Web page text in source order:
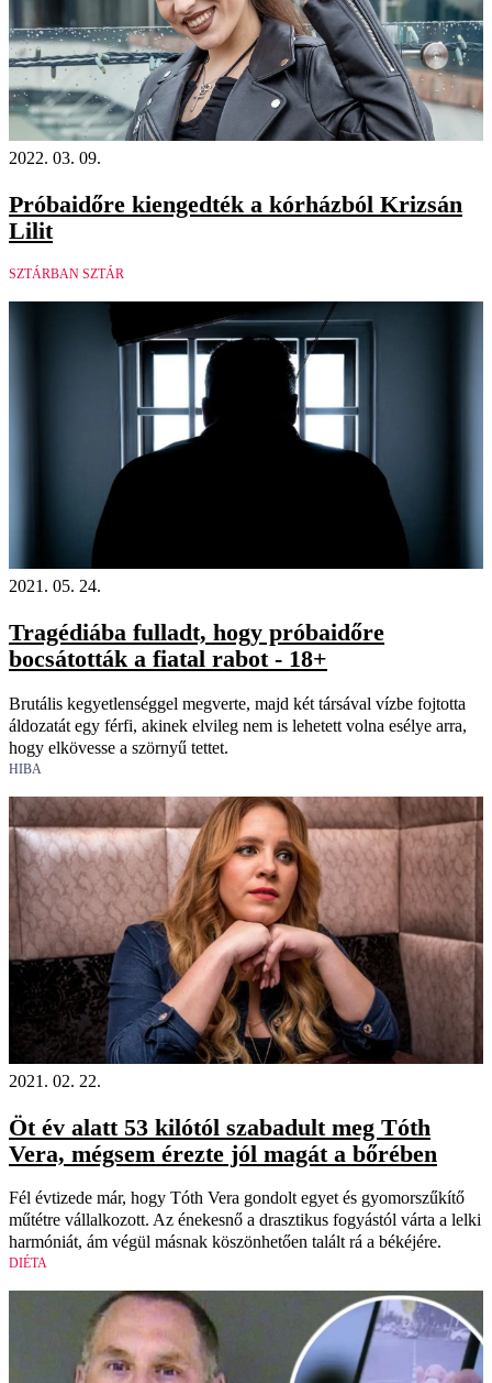
2022. 03. 09.
Próbaidőre kiengedték a kórházból Krizsán
Lilit
SZTÁRBAN SZTÁR
2021. 05. 24.
Tragédiába fulladt, hogy próbaidőre
bocsátották a fiatal rabot - 18+
Brutális kegyetlenséggel megverte, majd két társával vízbe fojtotta
áldozatát egy férfi, akinek elvileg nem is lehetett volna esélye arra,
hogy elkövesse a szörnyű tettet.
HIBA
2021. 02. 22.
Öt év alatt 53 kilótól szabadult meg Tóth
Vera, mégsem érezte jól magát a bőrében
Fél évtizede már, hogy Tóth Vera gondolt egyet és gyomorszűkítő
műtétre vállalkozott. Az énekesnő a drasztikus fogyástól várta a lelki
harmóniát, ám végül másnak köszönhetően talált rá a békéjére.
DIÉTA